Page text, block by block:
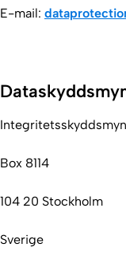
E-mail:
Box 8114
104 20 Stockholm
Sverige